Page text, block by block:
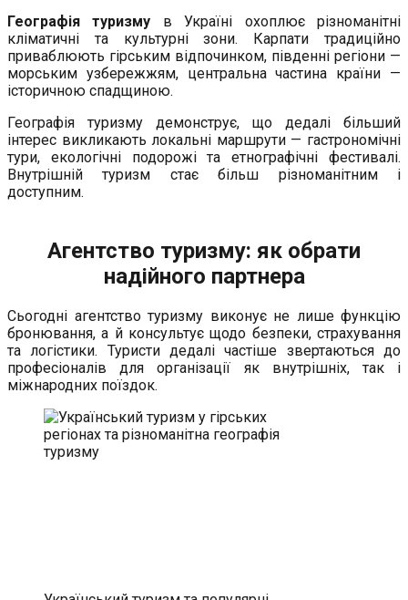
Географія туризму в Україні охоплює різноманітні
кліматичні та культурні зони. Карпати традиційно
приваблюють гірським відпочинком, південні регіони —
морським узбережжям, центральна частина країни —
історичною спадщиною.
Географія туризму демонструє, що дедалі більший
інтерес викликають локальні маршрути — гастрономічні
тури, екологічні подорожі та етнографічні фестивалі.
Внутрішній туризм стає більш різноманітним і
доступним.
Агентство туризму: як обрати
надійного партнера
Сьогодні агентство туризму виконує не лише функцію
бронювання, а й консультує щодо безпеки, страхування
та логістики. Туристи дедалі частіше звертаються до
професіоналів для організації як внутрішніх, так і
міжнародних поїздок.